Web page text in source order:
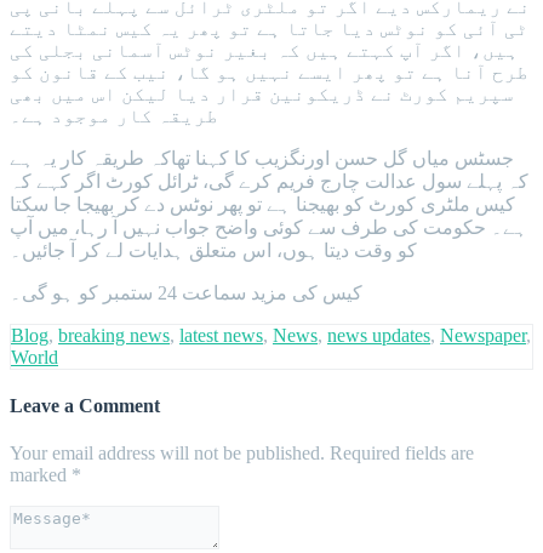
نے ریمارکس دیے اگر تو ملٹری ٹرائل سے پہلے بانی پی
ٹی آئی کو نوٹس دیا جاتا ہے تو پھر یہ کیس نمٹا دیتے
ہیں، اگر آپ کہتے ہیں کہ بغیر نوٹس آسمانی بجلی کی
طرح آنا ہے تو پھر ایسے نہیں ہو گا، نیب کے قانون کو
سپریم کورٹ نے ڈریکونین قرار دیا لیکن اس میں بھی
طریقہ کار موجود ہے۔
جسٹس میاں گل حسن اورنگزیب کا کہنا تھاکہ طریقہ کار یہ ہے
کہ پہلے سول عدالت چارج فریم کرے گی، ٹرائل کورٹ اگر کہے کہ
کیس ملٹری کورٹ کو بھیجنا ہے تو پھر نوٹس دے کر بھیجا جا سکتا
ہے۔ حکومت کی طرف سے کوئی واضح جواب نہیں آ رہا، میں آپ
کو وقت دیتا ہوں، اس متعلق ہدایات لے کر آ جائیں۔
کیس کی مزید سماعت 24 ستمبر کو ہو گی۔
Blog, breaking news, latest news, News, news updates, Newspaper,
World
Leave a Comment
Your email address will not be published. Required fields are
marked *